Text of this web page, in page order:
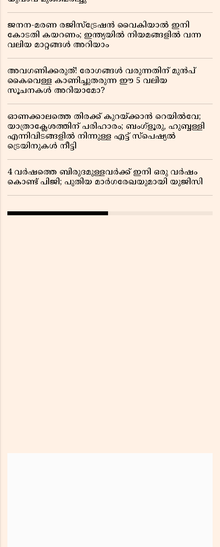
ജനന-മരണ രജിസ്ട്രേഷൻ വൈകിയാൽ ഇനി
കോടതി കയറണം; ഇന്ത്യയിൽ നിയമങ്ങളിൽ വന്ന
വലിയ മാറ്റങ്ങൾ അറിയാം
അവഗണിക്കരുത്! രോഗങ്ങൾ വരുന്നതിന് മുൻപ്
കൈവെള്ള കാണിച്ചുതരുന്ന ഈ 5 വലിയ
സൂചനകൾ അറിയാമോ?
ഓണക്കാലത്തെ തിരക്ക് കുറയ്ക്കാൻ റെയിൽവേ;
യാത്രാക്ലേശത്തിന് പരിഹാരം; ബംഗ്ളൂരു, ഹുബ്ബള്ളി
എന്നിവിടങ്ങളിൽ നിന്നുള്ള എട്ട് സ്പെഷ്യൽ
ട്രെയിനുകൾ നീട്ടി
4 വർഷത്തെ ബിരുദമുള്ളവർക്ക് ഇനി ഒരു വർഷം
കൊണ്ട് പിജി; പുതിയ മാർഗരേഖയുമായി യുജിസി